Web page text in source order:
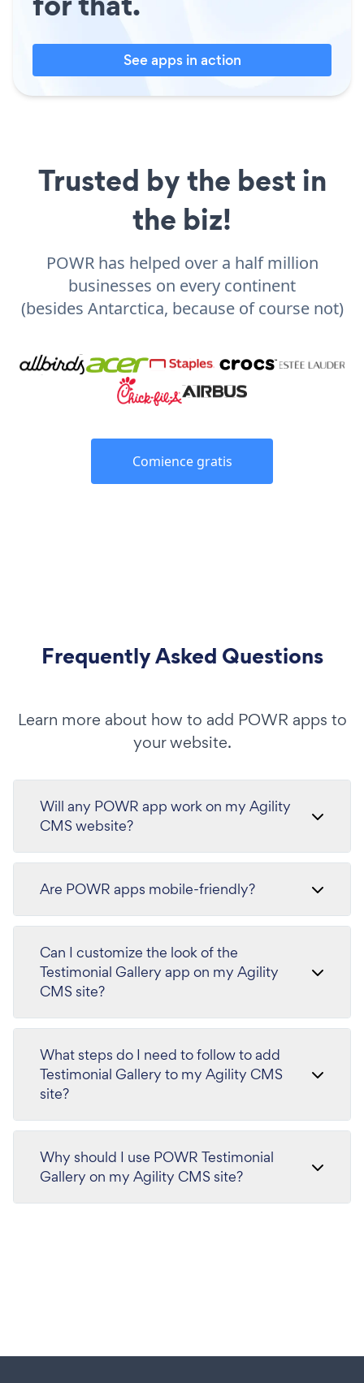
See apps in action
Trusted by the best in
the biz!
POWR has helped over a half million
businesses on every continent
(besides Antarctica, because of course not)
Comience gratis
Frequently Asked Questions
Learn more about how to add POWR apps to
your website.
Will any POWR app work on my Agility
CMS website?
Are POWR apps mobile-friendly?
Can I customize the look of the
Testimonial Gallery app on my Agility
CMS site?
What steps do I need to follow to add
Testimonial Gallery to my Agility CMS
site?
Why should I use POWR Testimonial
Gallery on my Agility CMS site?